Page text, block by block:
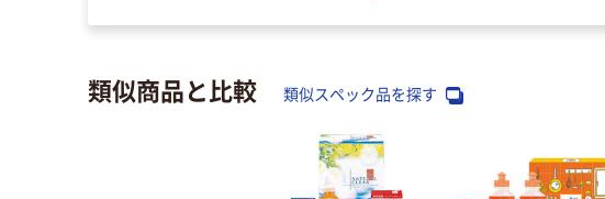
類似商品と比較 類似スペック品を探す